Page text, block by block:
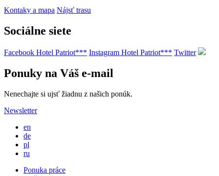
Kontaky a mapa Nájsť trasu
Sociálne siete
Facebook Hotel Patriot*** Instagram Hotel Patriot*** Twitter
Ponuky na Váš e-mail
Nenechajte si ujsť žiadnu z našich ponúk.
Newsletter
en
de
pl
ru
Ponuka práce